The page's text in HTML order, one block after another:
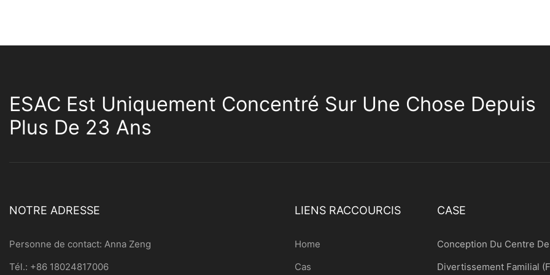
ESAC Est Uniquement Concentré Sur Une Chose Depuis
Plus De 23 Ans
NOTRE ADRESSE
Personne de contact: Anna Zeng
Tél.: +86 18024817006
LIENS RACCOURCIS
Home
Cas
CASE
Conception Du Centre De
Divertissement Familial